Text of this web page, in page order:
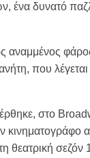
ένα δυνατό
αναμμένος
που
στο
σεζόν